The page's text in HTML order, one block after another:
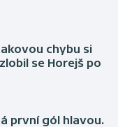
chybu si
se Horejš po
první gól hlavou.